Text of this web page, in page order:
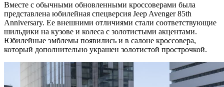
Вместе с обычными обновленными кроссоверами была
представлена юбилейная спецверсия Jeep Avenger 85th
Anniversary. Ее внешними отличиями стали соответствующие
шильдики на кузове и колеса с золотистыми акцентами.
Юбилейные эмблемы появились и в салоне кроссовера,
который дополнительно украшен золотистой прострочкой.